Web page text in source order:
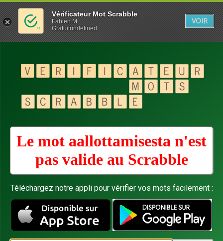
Le mot aallottamisesta n'est
pas valide au Scrabble
Téléchargez notre appli pour vérifier vos mots facilement :
Vérificateur Mot Scrabble
Fabien M
Gratuitundefined
VOIR